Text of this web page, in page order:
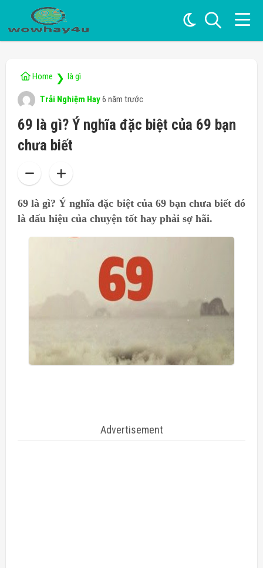
Home ❯ là gì
Trải Nghiệm Hay6 năm trước
69 là gì? Ý nghĩa đặc biệt của 69 bạn
chưa biết
69 là gì? Ý nghĩa đặc biệt của 69 bạn chưa biết đó
là dấu hiệu của chuyện tốt hay phải sợ hãi.
Advertisement